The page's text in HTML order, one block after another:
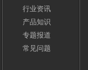
行业资讯
产品知识
专题报道
常见问题